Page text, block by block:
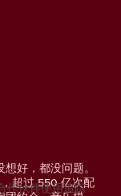
好，都没问题。
超过 550 亿次配
作伙伴使用追踪